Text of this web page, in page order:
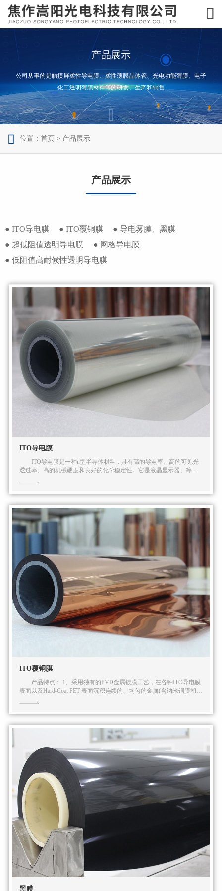

产品展示
公司从事的是触摸屏柔性导电膜、柔性薄膜晶体管、光电功能薄膜、电子
化工透明薄膜材料等的研发、生产和销售


 位置： 首页 > 产品展示
产品展示
● ITO导电膜 ● ITO覆铜膜
● 导电雾膜、黑膜
● 超低阻值透明导电膜
● 网格导电膜
● 低阻值髙耐候性透明导电膜
ITO导电膜
ITO导电膜是一种n型半导体材料，具有高的导电率、高的可见光
透过率、高的机械硬度和良好的化学稳定性。它是液晶显示器、等离
500 Ω/□，面电阻均匀性：MD≤±3%，TD≤±6%，薄膜厚度：0.25～
0.188mm，线性度(MD)：≤1.5%，全光线透过率：≥88%，表面硬度(铅
笔硬度)：≥3H，热稳定性：(R-R0)/R: ±20%，热收缩率：MD≤1.0%，
TD≤0.8%，加热卷曲：≤10mm。
ITO覆铜膜
产品特点： 1、采用独有的PVD金属镀膜工艺，在各种ITO导电膜
表面以及Hard-Coat PET 表面沉积连续的、均匀的金属(含纳米铜膜和纳
导电银膜)可制成窄边框(Narrow Bezel)和超窄边框(Slim Bezel)触控屏，
大大提高触控屏的有效显示区域比率(屏占比)，符合消费者对大屏显示
需求和便携性需求兼顾的发展趋势;3、采用真空镀膜工艺制成的纳米级
导电膜层，具有膜层致密、高附着力和低电阻率(方阻低于0.5 Ω·□)等特
点。 主要技术参数表： 表面阻抗值(方阻R1)：0.15-0.3 Ω·□，
膜层厚度(Thickness)180nm - 230nm ，附着力测试通过(adhesive force
test)：≥5B，百格刀，3M 600。
黑膜